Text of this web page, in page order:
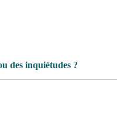
des inquiétudes ?